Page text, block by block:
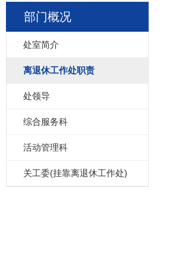
部门概况
处室简介
离退休工作处职责
处领导
综合服务科
活动管理科
关工委(挂靠离退休工作处)